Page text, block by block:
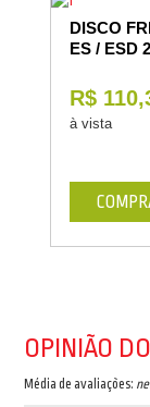
DISCO
ES / ESD
R$
à vista
OPINIÃO
Média de avaliações: